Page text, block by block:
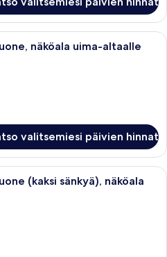
Hotellihuone, jossa on sänky,
näköala uima-altaalle
valitsemiesi päivien hinnat
Hotellihuone, jossa on sänky,
(kaksi sänkyä), näköala